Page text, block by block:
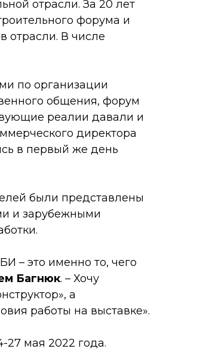
отрасли. За 20 лет
форума и
отрасли. В числе
по организации
общения, форум
реалии давали и
директора
в первый же день
были представлены
и зарубежными
– это именно то, чего
Багнюк. – Хочу
а
работы на выставке».
27 мая 2022 года.